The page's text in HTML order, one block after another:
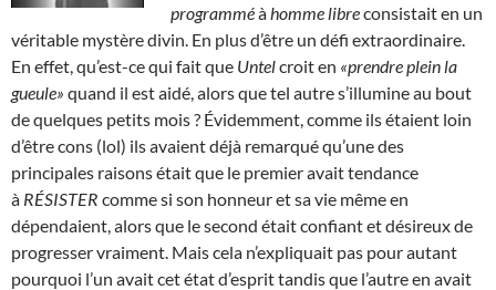
programméà homme libreconsistait en un
véritable mystère divin. En plus d’être un défi extraordinaire.
En effet, qu’est-ce qui fait que Untelcroit en «prendre plein la
gueule» quand il est aidé, alors que tel autre s’illumine au bout
de quelques petits mois ? Évidemment, comme ils étaient loin
d’être cons (lol) ils avaient déjà remarqué qu’une des
principales raisons était que le premier avait tendance
à RÉSISTER comme si son honneur et sa vie même en
dépendaient, alors que le second était confiant et désireux de
progresser vraiment. Mais cela n’expliquait pas pour autant
pourquoi l’un avait cet état d’esprit tandis que l’autre en avait